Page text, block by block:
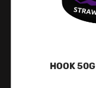
HOOK